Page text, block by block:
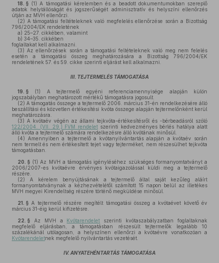
18. § (1) A támogatási kérelemben és a beadott dokumentumokban szereplő
adatok helytállóságát és jogszerűségét adminisztratív és helyszíni ellenőrzés
útján az MVH ellenőrzi.
(2) A támogatási feltételeknek való megfelelés ellenőrzése során a Bizottság
796/2004/EK rendeletének
a) 25–27. cikkében, valamint
b) 34–35. cikkében
foglaltakat kell alkalmazni.
(3) Az ellenőrzések során a támogatási feltételeknek való meg nem felelés
esetén a támogatási összeg meghatározására a Bizottság 796/2004/EK
rendeletének 57. és 59. cikke szerinti eljárást kell alkalmazni.
III. TEJTERMELÉS TÁMOGATÁSA
19. § (1)
A tejtermelő egyéni referenciamennyisége alapján külön
jogszabályban meghatározott mértékű támogatásra jogosult.
(2) A támogatás összege a tejtermelő 2006. március 31-én rendelkezésére álló
beszállítási és közvetlen értékesítési kvóta összege alapján tejtermelőnként kerül
meghatározásra.
(3) A kvótaév végén az állami tejkvóta-értékesítésről és -bérbeadásról szóló
122/2004. (VII. 29.) FVM rendelet szerinti kedvezményes bérlés hatálya alatt
álló kvóta a tejtermelő számára rendelkezésre álló kvótának minősül.
(4) Amennyiben a tejtermelő a kvótanyilvántartás alapján a kvótaév során
nem termelt és nem értékesített tejet vagy tejterméket, nem részesülhet tejkvóta
támogatásban.
20. § (1) Az MVH a támogatás igényléséhez szükséges formanyomtatványt a
2006/2007-es kvótaévre érvényes kvótaigazolással küldi meg a tejtermelő
részére.
(2) A kérelem benyújtásának a tejtermelő által saját kezűleg aláírt
formanyomtatványnak a kézhezvételétől számított 15 napon belül az illetékes
MVH megyei Kirendeltség részére történő megküldése minősül.
21. § A tejtermelő részére megítélt támogatási összeg a kvótaévet követő év
március 31-éig kerül kifizetésre.
22. § Az MVH a Kvótarendelet szerinti kvótaszabályzatban foglaltaknak
megfelelő eljárásban, a támogatásban részesült tejtermelők legalább 10
százalékánál utólagosan, a helyszínen ellenőrzi a kvótaévre vonatkozóan a
Kvótarendeletnek megfelelő nyilvántartás vezetését.
IV. ANYATEHÉNTARTÁS TÁMOGATÁSA